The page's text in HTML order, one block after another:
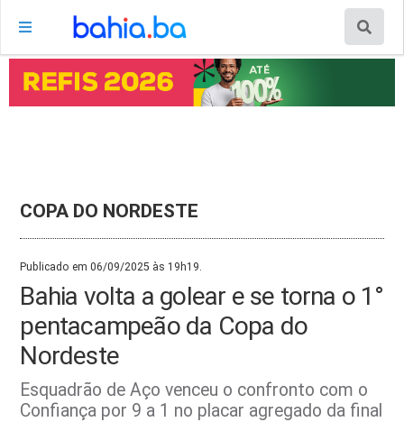
COPA DO NORDESTE
Publicado em 06/09/2025 às 19h19.
Bahia volta a golear e se torna o 1°
pentacampeão da Copa do
Nordeste
Esquadrão de Aço venceu o confronto com o
Confiança por 9 a 1 no placar agregado da final